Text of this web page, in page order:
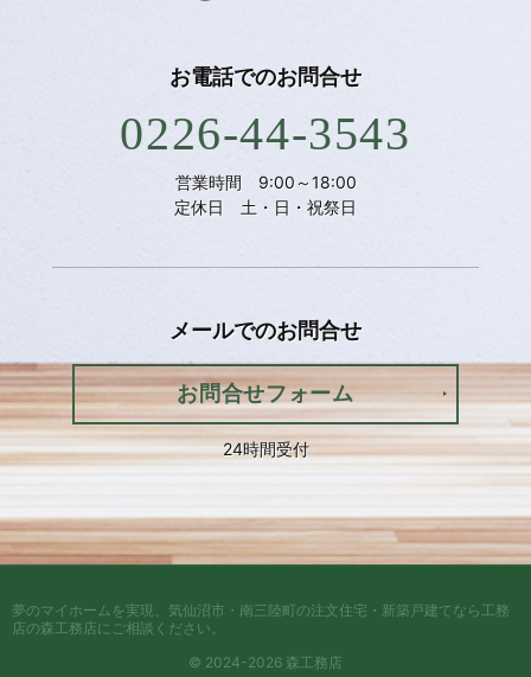
お電話でのお問合せ
0226-44-3543
営業時間 9:00～18:00
定休日 土・日・祝祭日
メールでのお問合せ
お問合せフォーム
24時間受付
© 2024-2026 森工務店
夢のマイホームを実現、 気仙沼市・南三陸町の注文住宅・新築戸建てなら工務
店の森工務店にご相談ください。